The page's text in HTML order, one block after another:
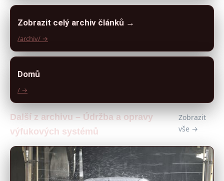
Zobrazit celý archiv článků →
/archiv/ →
Domů
/ →
Další z archivu – Údržba a opravy
výfukových systémů
Zobrazit
vše →